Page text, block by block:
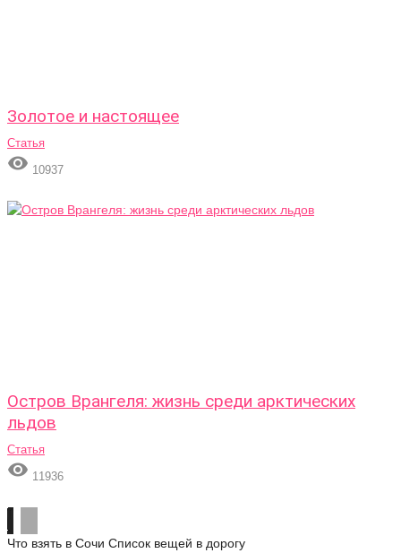
Золотое и настоящее
Статья
 10937
Остров Врангеля: жизнь среди арктических
льдов
Статья
 11936
Что взять в Сочи Список вещей в дорогу